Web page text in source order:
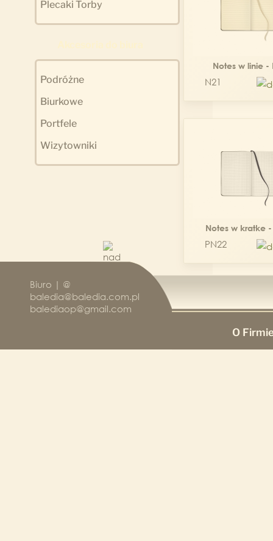
Plecaki Torby
Podróżne
Biurkowe
Portfele
Wizytowniki
Notes w linie -
N21
Notes w kratke -
PN22
Biuro | @
baledia@baledia.com.pl
balediaop@gmail.com
O